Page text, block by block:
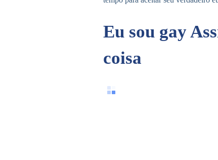
Eu sou gay
coisa